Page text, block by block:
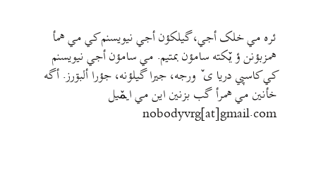
ئره مي خلک أجي، گيلکؤن أجي نيويسنم کي مي همأ
همزبؤنن ؤ يٚکته سامؤن بمتيم. مي سامؤن أجي نيويسنم
کي کاسپي دريا ی ٚ ورجه، جيرا گيلؤنه، جؤرا ألبۊرز. أگه
خأنين مي همرأ گب بزنين اين مي ايمٚیل‌ ‌
nobodyvrg[at]gmail.com